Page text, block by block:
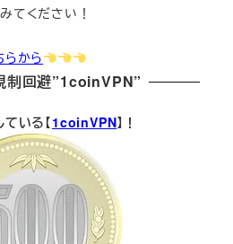
てください！
らから
制回避”1coinVPN”
いる【1coinVPN】！